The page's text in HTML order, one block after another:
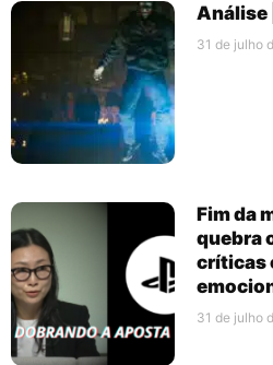
Análise
31 de julho
Fim da
quebra
críticas
31 de julho